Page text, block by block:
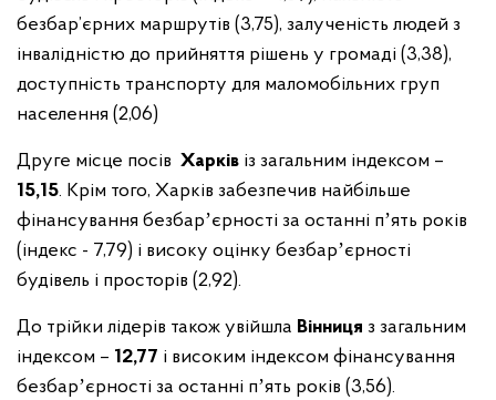
безбар’єрних маршрутів (3,75), залученість людей з
інвалідністю до прийняття рішень у громаді (3,38),
доступність транспорту для маломобільних груп
населення (2,06)
Друге місце посів Харків із загальним індексом –
15,15. Крім того, Харків забезпечив найбільше
фінансування безбарʼєрності за останні пʼять років
(індекс - 7,79) і високу оцінку безбарʼєрності
будівель і просторів (2,92).
До трійки лідерів також увійшла Вінниця з загальним
індексом – 12,77 і високим індексом фінансування
безбарʼєрності за останні пʼять років (3,56).